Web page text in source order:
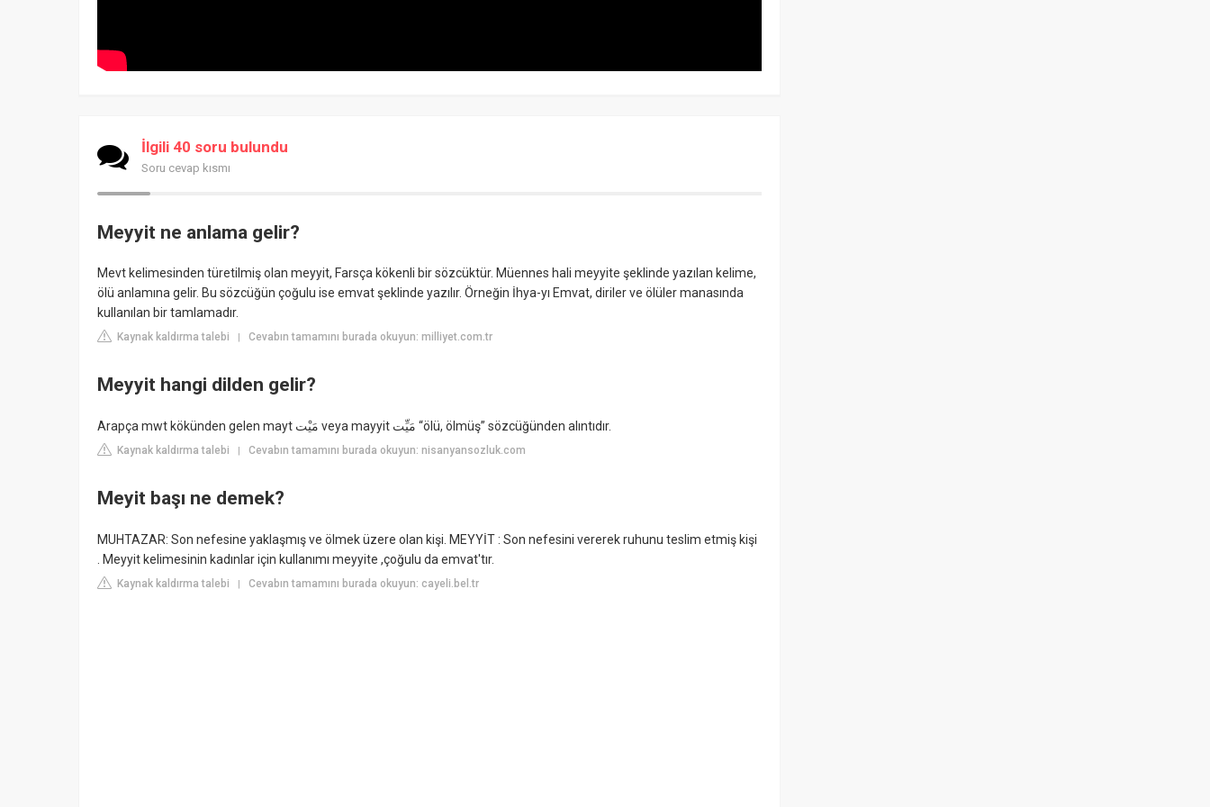
İlgili 40 soru bulundu
Soru cevap kısmı
Meyyit ne anlama gelir?
Mevt kelimesinden türetilmiş olan meyyit, Farsça kökenli bir sözcüktür. Müennes hali meyyite şeklinde yazılan kelime,
ölü anlamına gelir. Bu sözcüğün çoğulu ise emvat şeklinde yazılır. Örneğin İhya-yı Emvat, diriler ve ölüler manasında
kullanılan bir tamlamadır.
Kaynak kaldırma talebi | Cevabın tamamını burada okuyun: milliyet.com.tr
Meyyit hangi dilden gelir?
Arapça mwt kökünden gelen mayt مَيْت veya mayyit مَيِّت “ölü, ölmüş” sözcüğünden alıntıdır.
Kaynak kaldırma talebi | Cevabın tamamını burada okuyun: nisanyansozluk.com
Meyit başı ne demek?
MUHTAZAR: Son nefesine yaklaşmış ve ölmek üzere olan kişi. MEYYİT : Son nefesini vererek ruhunu teslim etmiş kişi
. Meyyit kelimesinin kadınlar için kullanımı meyyite ,çoğulu da emvat'tır.
Kaynak kaldırma talebi | Cevabın tamamını burada okuyun: cayeli.bel.tr